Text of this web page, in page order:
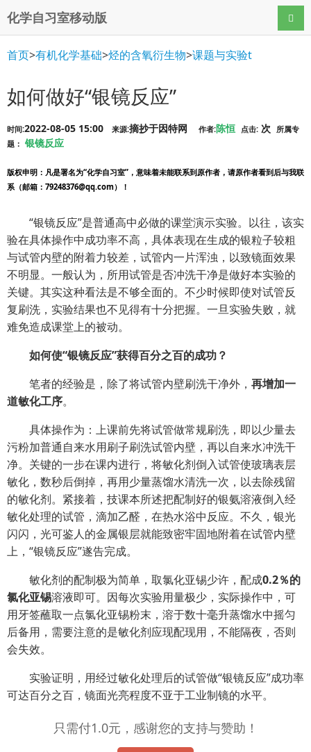
化学自习室移动版 导航
首页>有机化学基础>烃的含氧衍生物>课题与实验t
如何做好“银镜反应”
时间:2022-08-05 15:00 来源:摘抄于因特网 作者:陈恒 点击: 次
所属专
题： 银镜反应
版权申明 ：凡是署名为“化学自习室”，意味着未能联系到原作者，请原作者看到后与我联
系（邮箱：79248376@qq.com）！
“银镜反应”是普通高中必做的课堂演示实验。以往，该实
验在具体操作中成功率不高，具体表现在生成的银粒子较粗
与试管内壁的附着力较差，试管内一片浑浊，以致镜面效果
不明显。一般认为，所用试管是否冲洗干净是做好本实验的
关键。其实这种看法是不够全面的。不少时候即使对试管反
复刷洗，实验结果也不见得有十分把握。一旦实验失败，就
难免造成课堂上的被动。
如何使“银镜反应”获得百分之百的成功？
笔者的经验是，除了将试管内壁刷洗干净外， 再增加一
道敏化工序。
具体操作为：上课前先将试管做常规刷洗，即以少量去
污粉加普通自来水用刷子刷洗试管内壁，再以自来水冲洗干
净。关键的一步在课内进行，将敏化剂倒入试管使玻璃表层
敏化，数秒后倒掉，再用少量蒸馏水清洗一次，以去除残留
的敏化剂。紧接着，技课本所述把配制好的银氨溶液倒入经
敏化处理的试管，滴加乙醛，在热水浴中反应。不久，银光
闪闪，光可鉴人的金属银层就能致密牢固地附着在试管内壁
上，“银镜反应”遂告完成。
敏化剂的配制极为简单，取氯化亚锡少许，配成0.2％的
氯化亚锡溶液即可。因每次实验用量极少，实际操作中，可
用牙签蘸取一点氯化亚锡粉末，溶于数十毫升蒸馏水中摇匀
后备用，需要注意的是敏化剂应现配现用，不能隔夜，否则
会失效。
实验证明，用经过敏化处理后的试管做“银镜反应”成功率
可达百分之百，镜面光亮程度不亚于工业制镜的水平。
只需付1.0元，感谢您的支持与赞助！